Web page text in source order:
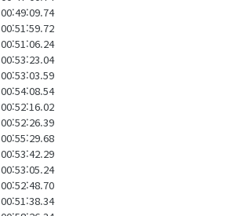
00:49:09.74
00:51:59.72
00:51:06.24
00:53:23.04
00:53:03.59
00:54:08.54
00:52:16.02
00:52:26.39
00:55:29.68
00:53:42.29
00:53:05.24
00:52:48.70
00:51:38.34